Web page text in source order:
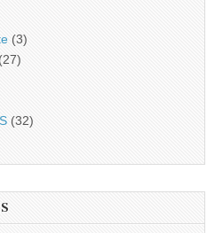
(3)
(32)